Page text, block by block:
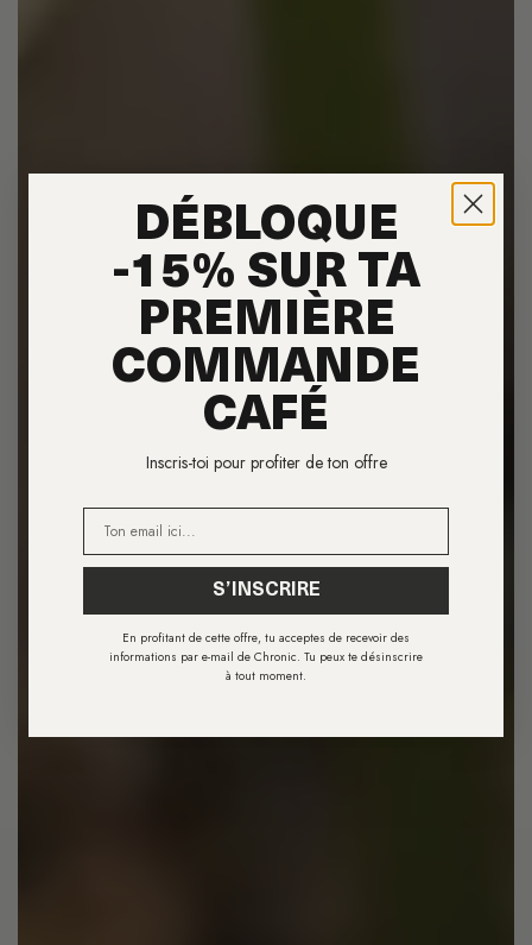
DÉBLOQUE
-15% SUR TA
PREMIÈRE
COMMANDE
CAFÉ
Inscris-toi pour profiter de ton offre
S’INSCRIRE
En profitant de cette offre, tu acceptes de recevoir des
informations par e-mail de Chronic. Tu peux te désinscrire
à tout moment.